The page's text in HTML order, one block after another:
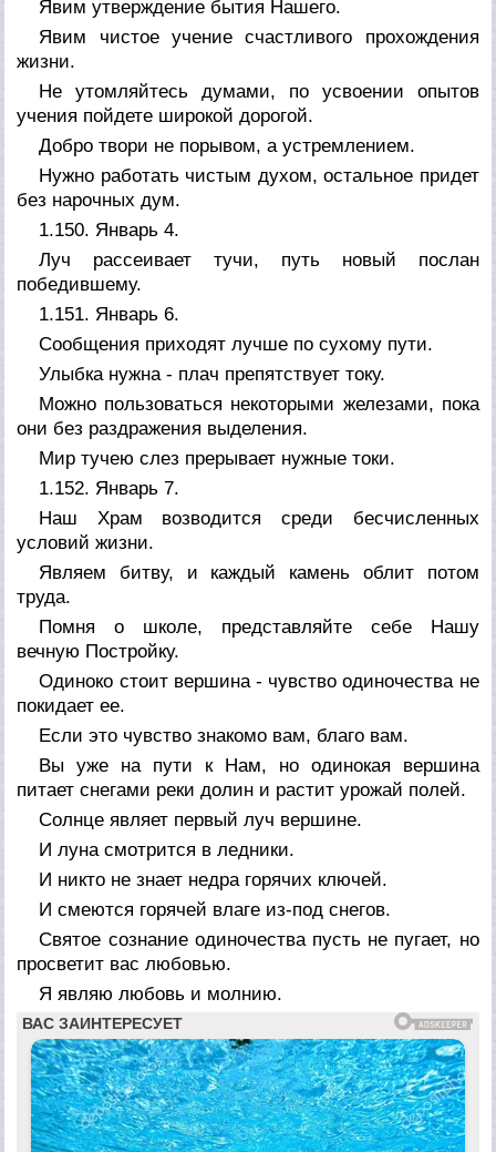
Явим утверждение бытия Нашего.
Явим чистое учение счастливого прохождения
жизни.
Не утомляйтесь думами, по усвоении опытов
учения пойдете широкой дорогой.
Добро твори не порывом, а устремлением.
Нужно работать чистым духом, остальное придет
без нарочных дум.
1.150. Январь 4.
Луч рассеивает тучи, путь новый послан
победившему.
1.151. Январь 6.
Сообщения приходят лучше по сухому пути.
Улыбка нужна - плач препятствует току.
Можно пользоваться некоторыми железами, пока
они без раздражения выделения.
Мир тучею слез прерывает нужные токи.
1.152. Январь 7.
Наш Храм возводится среди бесчисленных
условий жизни.
Являем битву, и каждый камень облит потом
труда.
Помня о школе, представляйте себе Нашу
вечную Постройку.
Одиноко стоит вершина - чувство одиночества не
покидает ее.
Если это чувство знакомо вам, благо вам.
Вы уже на пути к Нам, но одинокая вершина
питает снегами реки долин и растит урожай полей.
Солнце являет первый луч вершине.
И луна смотрится в ледники.
И никто не знает недра горячих ключей.
И смеются горячей влаге из-под снегов.
Святое сознание одиночества пусть не пугает, но
просветит вас любовью.
Я являю любовь и молнию.